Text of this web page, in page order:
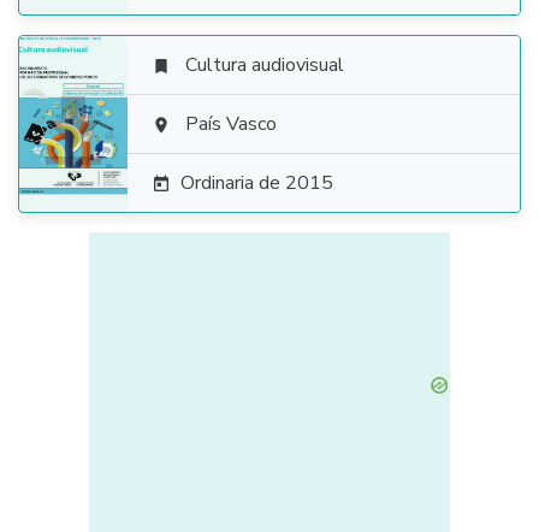

 Cultura audiovisual
 País Vasco
 Ordinaria de 2015